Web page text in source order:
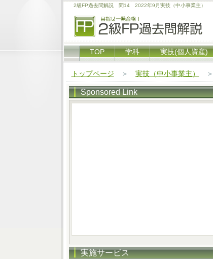
2級FP過去問解説 問14 2022年9月実技（中小事業主）
TOP 学科 実技(個人資産)
トップページ ＞ 実技（中小事業主）
Sponsored Link
実施サービス